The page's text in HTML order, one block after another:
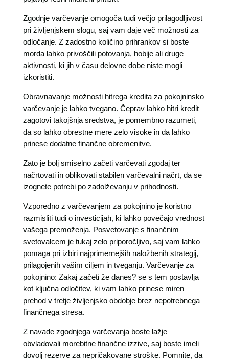
Zgodnje varčevanje omogoča tudi večjo prilagodljivost
pri življenjskem slogu, saj vam daje več možnosti za
odločanje. Z zadostno količino prihrankov si boste
morda lahko privoščili potovanja, hobije ali druge
aktivnosti, ki jih v času delovne dobe niste mogli
izkoristiti.
Obravnavanje možnosti hitrega kredita za pokojninsko
varčevanje je lahko tvegano. Čeprav lahko hitri kredit
zagotovi takojšnja sredstva, je pomembno razumeti,
da so lahko obrestne mere zelo visoke in da lahko
prinese dodatne finančne obremenitve.
Zato je bolj smiselno začeti varčevati zgodaj ter
načrtovati in oblikovati stabilen varčevalni načrt, da se
izognete potrebi po zadolževanju v prihodnosti.
Vzporedno z varčevanjem za pokojnino je koristno
razmisliti tudi o investicijah, ki lahko povečajo vrednost
vašega premoženja. Posvetovanje s finančnim
svetovalcem je tukaj zelo priporočljivo, saj vam lahko
pomaga pri izbiri najprimernejših naložbenih strategij,
prilagojenih vašim ciljem in tveganju. Varčevanje za
pokojnino: Zakaj začeti že danes? se s tem postavlja
kot ključna odločitev, ki vam lahko prinese miren
prehod v tretje življenjsko obdobje brez nepotrebnega
finančnega stresa.
Z navade zgodnjega varčevanja boste lažje
obvladovali morebitne finančne izzive, saj boste imeli
dovolj rezerve za nepričakovane stroške. Pomnite, da